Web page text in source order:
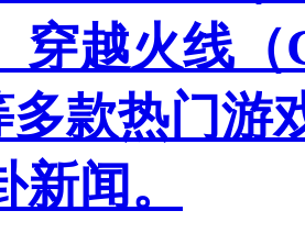
穿越火线
款热门游
闻。